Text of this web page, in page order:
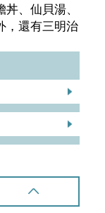
、仙貝湯、
，還有三明治